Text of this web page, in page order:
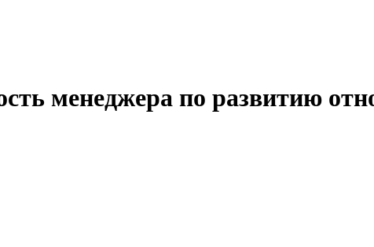
менеджера по развитию